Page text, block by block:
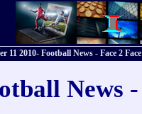
11 2010- Football News - Face 2
News